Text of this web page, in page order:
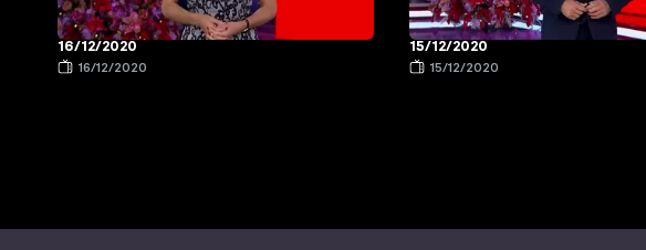
16/12/2020
16/12/2020
15/12/2020
15/12/2020